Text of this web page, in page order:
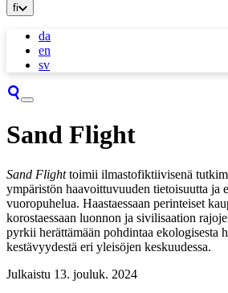
fi
da
en
sv
Sand Flight
Sand Flighttoimii ilmastofiktiivisenä
ympäristön haavoittuvuuden tietoisuutta ja
vuoropuhelua. Haastaessaan perinteiset
korostaessaan luonnon ja sivilisaation
pyrkii herättämään pohdintaa ekologisesta
kestävyydestä eri yleisöjen keskuudessa.
Julkaistu 13. jouluk. 2024